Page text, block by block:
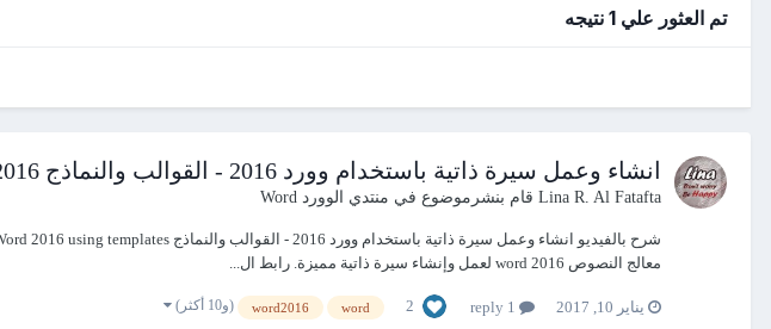
تم العثور علي 1 نتيجه
انشاء وعمل سيرة ذاتية باستخدام وورد 2016 - القوالب والنماذج template word 2016
Lina R. Al Fatafta قام بنشرموضوع في منتدي الوورد Word
معالج النصوص word 2016 لعمل وإنشاء سيرة ذاتية مميزة. رابط ال...
يناير 10, 2017 2
word
word2016 (و10 أكثر)